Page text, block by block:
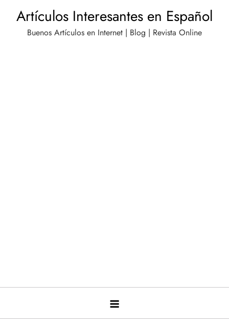
contenido
Artículos Interesantes en Español
Buenos Artículos en Internet | Blog | Revista Online